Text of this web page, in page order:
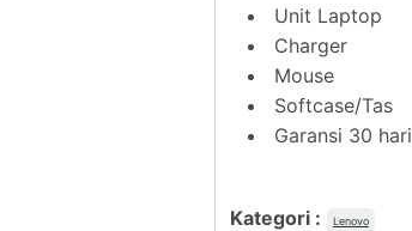
Unit Laptop
Charger
Mouse
Softcase/Tas
Garansi 30 hari
Kategori : Lenovo